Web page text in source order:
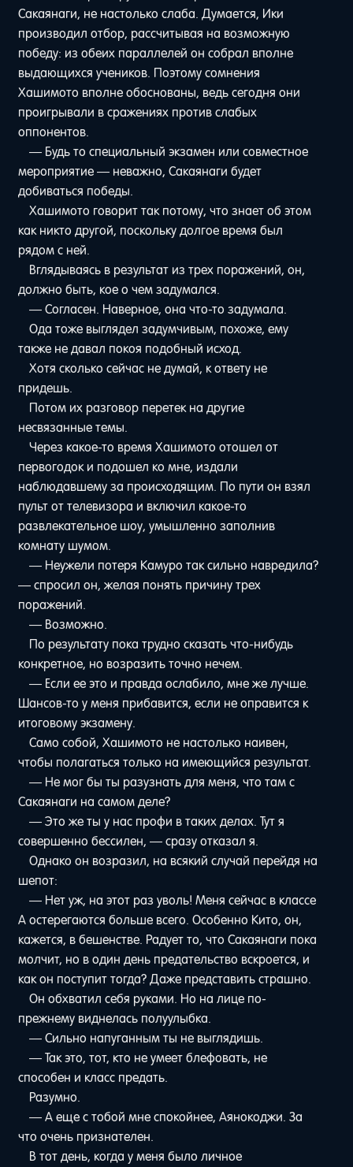
Сакаянаги, не настолько слаба. Думается, Ики
производил отбор, рассчитывая на возможную
победу: из обеих параллелей он собрал вполне
выдающихся учеников. Поэтому сомнения
Хашимото вполне обоснованы, ведь сегодня они
проигрывали в сражениях против слабых
оппонентов.
— Будь то специальный экзамен или совместное
мероприятие — неважно, Сакаянаги будет
добиваться победы.
Хашимото говорит так потому, что знает об этом
как никто другой, поскольку долгое время был
рядом с ней.
Вглядываясь в результат из трех поражений, он,
должно быть, кое о чем задумался.
— Согласен. Наверное, она что-то задумала.
Ода тоже выглядел задумчивым, похоже, ему
также не давал покоя подобный исход.
Хотя сколько сейчас не думай, к ответу не
придешь.
Потом их разговор перетек на другие
несвязанные темы.
Через какое-то время Хашимото отошел от
первогодок и подошел ко мне, издали
наблюдавшему за происходящим. По пути он взял
пульт от телевизора и включил какое-то
развлекательное шоу, умышленно заполнив
комнату шумом.
— Неужели потеря Камуро так сильно навредила?
— спросил он, желая понять причину трех
поражений.
— Возможно.
По результату пока трудно сказать что-нибудь
конкретное, но возразить точно нечем.
— Если ее это и правда ослабило, мне же лучше.
Шансов-то у меня прибавится, если не оправится к
итоговому экзамену.
Само собой, Хашимото не настолько наивен,
чтобы полагаться только на имеющийся результат.
— Не мог бы ты разузнать для меня, что там с
Сакаянаги на самом деле?
— Это же ты у нас профи в таких делах. Тут я
совершенно бессилен, — сразу отказал я.
Однако он возразил, на всякий случай перейдя на
шепот:
— Нет уж, на этот раз уволь! Меня сейчас в классе
A остерегаются больше всего. Особенно Кито, он,
кажется, в бешенстве. Радует то, что Сакаянаги пока
молчит, но в один день предательство вскроется, и
как он поступит тогда? Даже представить страшно.
Он обхватил себя руками. Но на лице по-
прежнему виднелась полуулыбка.
— Сильно напуганным ты не выглядишь.
— Так это, тот, кто не умеет блефовать, не
способен и класс предать.
Разумно.
— А еще с тобой мне спокойнее, Аянокоджи. За
что очень признателен.
В тот день, когда у меня было личное